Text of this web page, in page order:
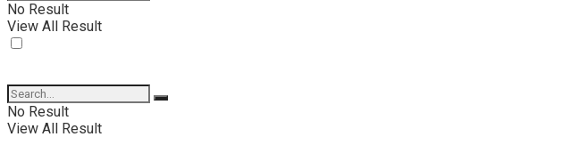
No Result
View All Result
No Result
View All Result